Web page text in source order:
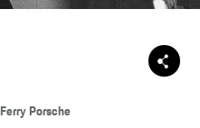
Ferry Porsche